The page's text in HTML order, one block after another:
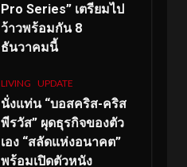
Pro Series” เตรียมไป
ว้าวพร้อมกัน 8
ธันวาคมนี้
LIVING UPDATE
นั่งแท่น “บอสคริส-คริส
พีรวัส” ผุดธุรกิจของตัว
เอง “สลัดแห่งอนาคต”
พร้อมเปิดตัวหนัง